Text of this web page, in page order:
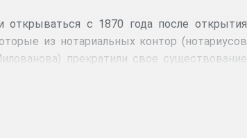
с 1870 года после открытия
из нотариальных контор (нотариусов
прекратили свое существование